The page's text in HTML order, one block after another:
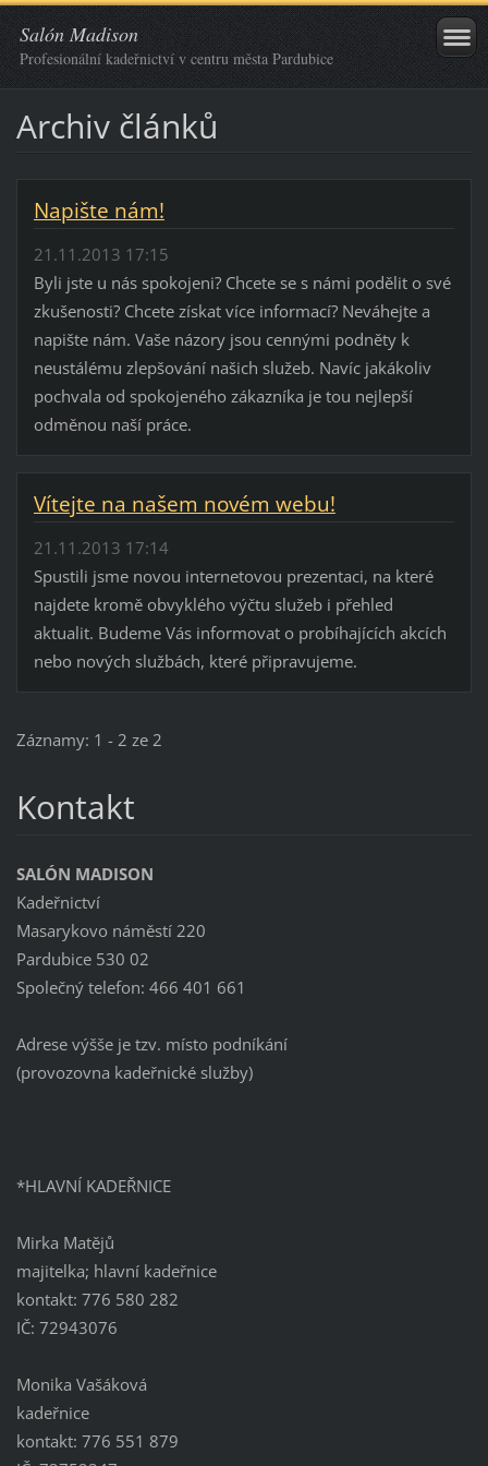
Salón Madison
Profesionální kadeřnictví v centru města Pardubice
Archiv článků
Napište nám!
21.11.2013 17:15
Byli jste u nás spokojeni? Chcete se s námi podělit o své
zkušenosti? Chcete získat více informací? Neváhejte a
napište nám. Vaše názory jsou cennými podněty k
neustálému zlepšování našich služeb. Navíc jakákoliv
pochvala od spokojeného zákazníka je tou nejlepší
odměnou naší práce.
Vítejte na našem novém webu!
21.11.2013 17:14
Spustili jsme novou internetovou prezentaci, na které
najdete kromě obvyklého výčtu služeb i přehled
aktualit. Budeme Vás informovat o probíhajících akcích
nebo nových službách, které připravujeme.
Záznamy: 1 - 2 ze 2
Kontakt
SALÓN MADISON
Kadeřnictví
Masarykovo náměstí 220
Pardubice 530 02
Společný telefon: 466 401 661
Adrese výšše je tzv. místo podníkání
(provozovna kadeřnické služby)
*HLAVNÍ KADEŘNICE
Mirka Matějů
majitelka; hlavní kadeřnice
kontakt: 776 580 282
IČ: 72943076
Monika Vašáková
kadeřnice
kontakt: 776 551 879